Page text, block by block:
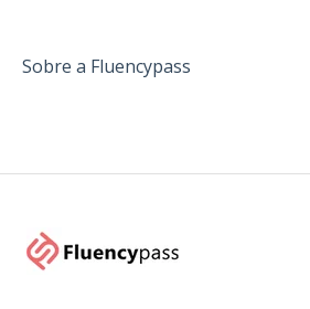
Sobre a Fluencypass